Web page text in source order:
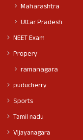
Maharashtra
Uttar Pradesh
NEET Exam
Propery
ramanagara
puducherry
Sports
Tamil nadu
VIjayanagara